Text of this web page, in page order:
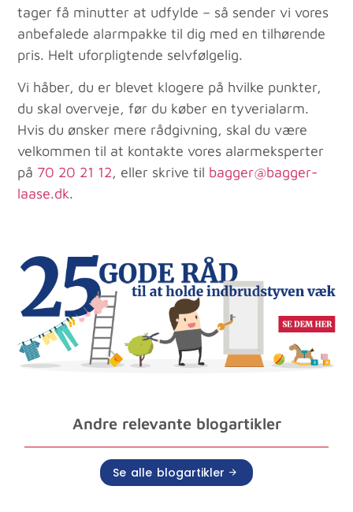
tager få minutter at udfylde – så sender vi vores
anbefalede alarmpakke til dig med en tilhørende
pris. Helt uforpligtende selvfølgelig.
Vi håber, du er blevet klogere på hvilke punkter,
du skal overveje, før du køber en tyverialarm.
Hvis du ønsker mere rådgivning, skal du være
velkommen til at kontakte vores alarmeksperter
på 70 20 21 12, eller skrive til bagger@bagger-
laase.dk.
Andre relevante blogartikler
Se alle blogartikler